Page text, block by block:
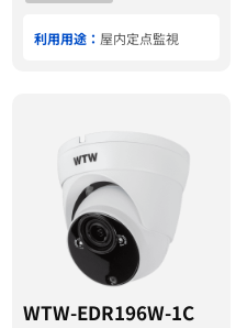
利用用途： 屋内定点監視
WTW-EDR196W-1C